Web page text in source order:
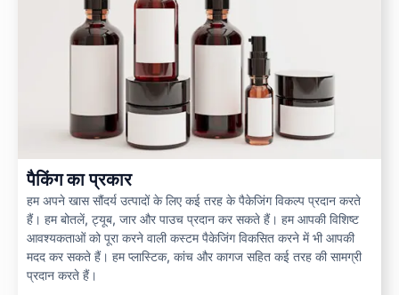
पैकिंग का प्रकार
हम अपने खास सौंदर्य उत्पादों के लिए कई तरह के पैकेजिंग विकल्प प्रदान करते
हैं। हम बोतलें, ट्यूब, जार और पाउच प्रदान कर सकते हैं। हम आपकी विशिष्ट
आवश्यकताओं को पूरा करने वाली कस्टम पैकेजिंग विकसित करने में भी आपकी
मदद कर सकते हैं। हम प्लास्टिक, कांच और कागज सहित कई तरह की सामग्री
प्रदान करते हैं।